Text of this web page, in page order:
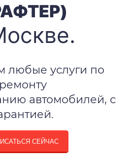
любые услуги по
ремонту
автомобилей, с
СЕЙЧАС